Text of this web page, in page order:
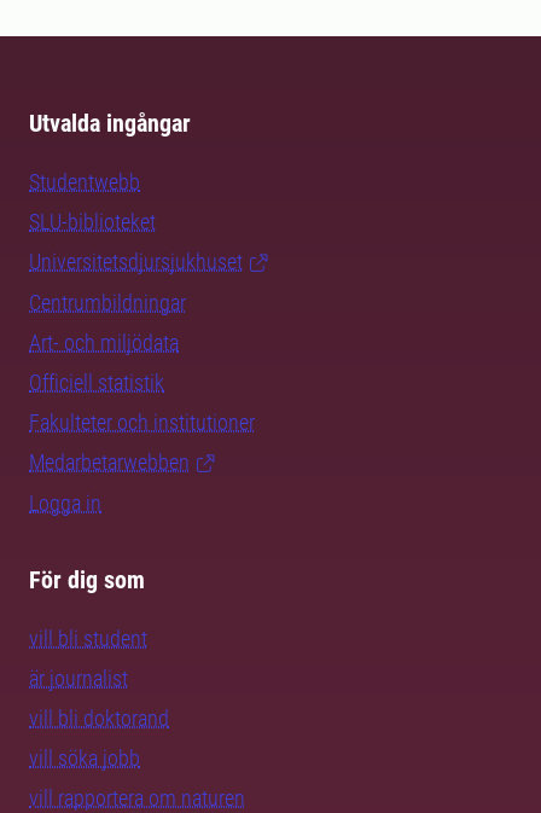
Utvalda ingångar
Studentwebb
SLU-biblioteket
Universitetsdjursjukhuset
Centrumbildningar
Art- och miljödata
Officiell statistik
Fakulteter och institutioner
Medarbetarwebben
Logga in
För dig som
vill bli student
är journalist
vill bli doktorand
vill söka jobb
vill rapportera om naturen